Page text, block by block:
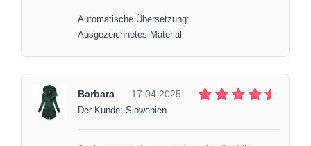
Automatische Übersetzung:
Ausgezeichnetes Material
Barbara 17.04.2025
Der Kunde: Slowenien